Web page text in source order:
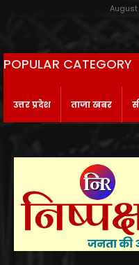
POPULAR CATEGORY
उत्तर प्रदेश ताजा खबर